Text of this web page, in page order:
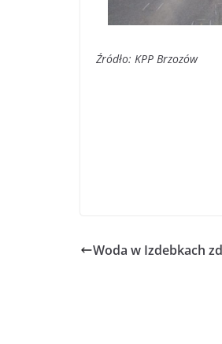
Źródło: KPP Brzozów
Woda w Izdebkach